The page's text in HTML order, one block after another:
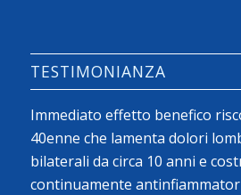
TESTIMONIANZA
Immediato effetto benefico
40enne che lamenta dolori
bilaterali da circa 10 anni e
continuamente